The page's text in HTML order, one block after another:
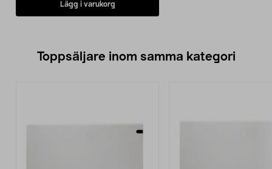
Lägg i varukorg
Toppsäljare inom samma kategori